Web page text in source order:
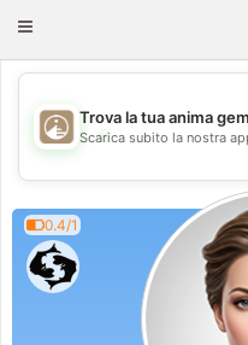
Toggle
💖
💕
Trova la tua anima
Scarica subito la nostra
0.4/1